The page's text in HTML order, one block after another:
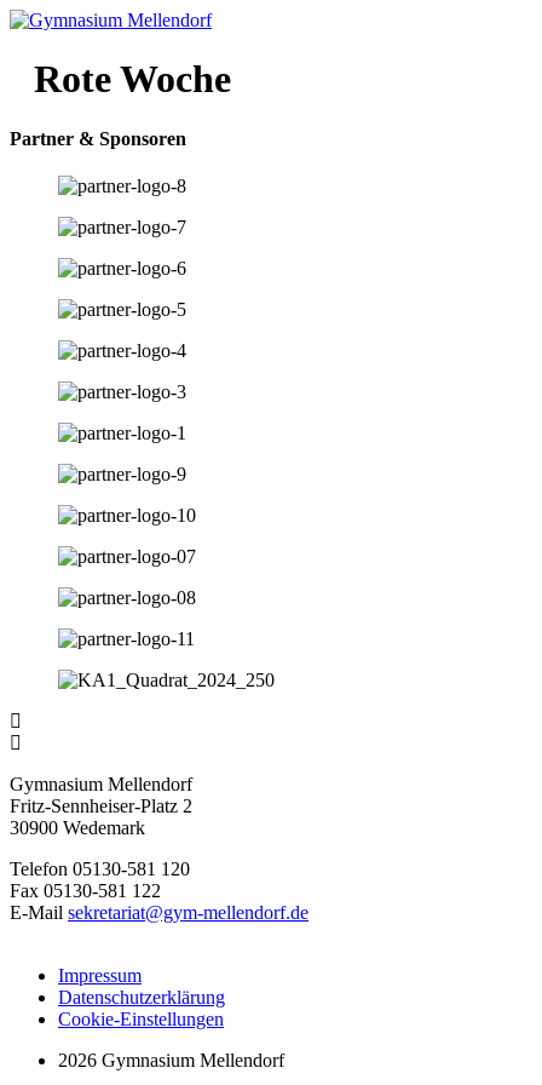
Zum
wechseln
Rote Woche
Partner & Sponsoren
Gymnasium Mellendorf
Fritz-Sennheiser-Platz 2
30900 Wedemark
Telefon 05130-581 120
Fax 05130-581 122
E-Mail sekretariat@gym-mellendorf.de
Impressum
Datenschutzerklärung
Cookie-Einstellungen
2026 Gymnasium Mellendorf